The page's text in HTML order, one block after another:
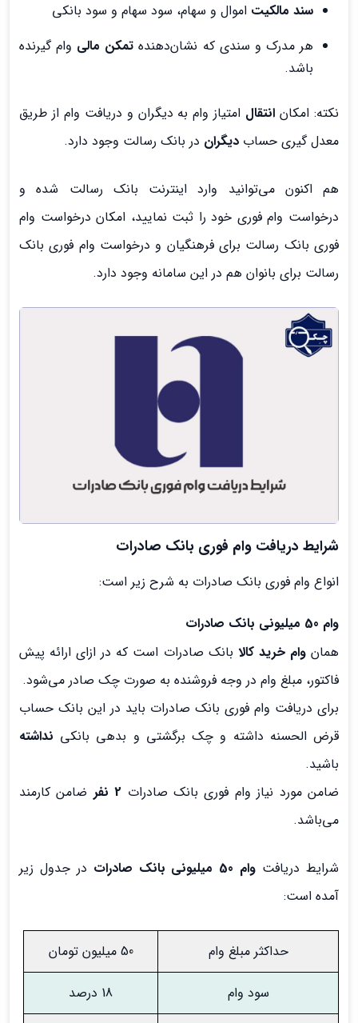
سند مالکیت اموال و سهام، سود سهام و سود بانکی
هر مدرک و سندی که نشان‌دهنده تمکن مالی وام گیرنده
باشد.
نکته: امکان انتقال امتیاز وام به دیگران و دریافت وام از طریق
معدل گیری حساب دیگران در بانک رسالت وجود دارد.
هم اکنون می‌توانید وارد اینترنت بانک رسالت شده و
درخواست وام فوری خود را ثبت نمایید، امکان درخواست وام
فوری بانک رسالت برای فرهنگیان و درخواست وام فوری بانک
رسالت برای بانوان هم در این سامانه وجود دارد.
شرایط دریافت وام فوری بانک صادرات
انواع وام فوری بانک صادرات به شرح زیر است:
وام 50 میلیونی بانک صادرات
همانوام خرید کالا بانک صادرات است که در ازای ارائه پیش
فاکتور، مبلغ وام در وجه فروشنده به صورت چک صادر می‌شود.
برای دریافت وام فوری بانک صادرات باید در این بانک حساب
قرض الحسنه داشته و چک برگشتی و بدهی بانکی نداشته
باشید.
ضامن مورد نیاز وام فوری بانک صادرات 2 نفر
ضامن کارمند
می‌باشد.
شرایط دریافت وام 50 میلیونی بانک صادرات
در جدول زیر
آمده است:
حداکثر مبلغ وام 50 میلیون تومان
سود وام 18 درصد